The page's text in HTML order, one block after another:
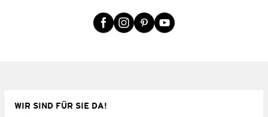
WIR SIND FÜR SIE DA!